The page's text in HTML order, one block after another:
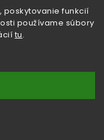
poskytovanie funkcií
používame súbory
tu.